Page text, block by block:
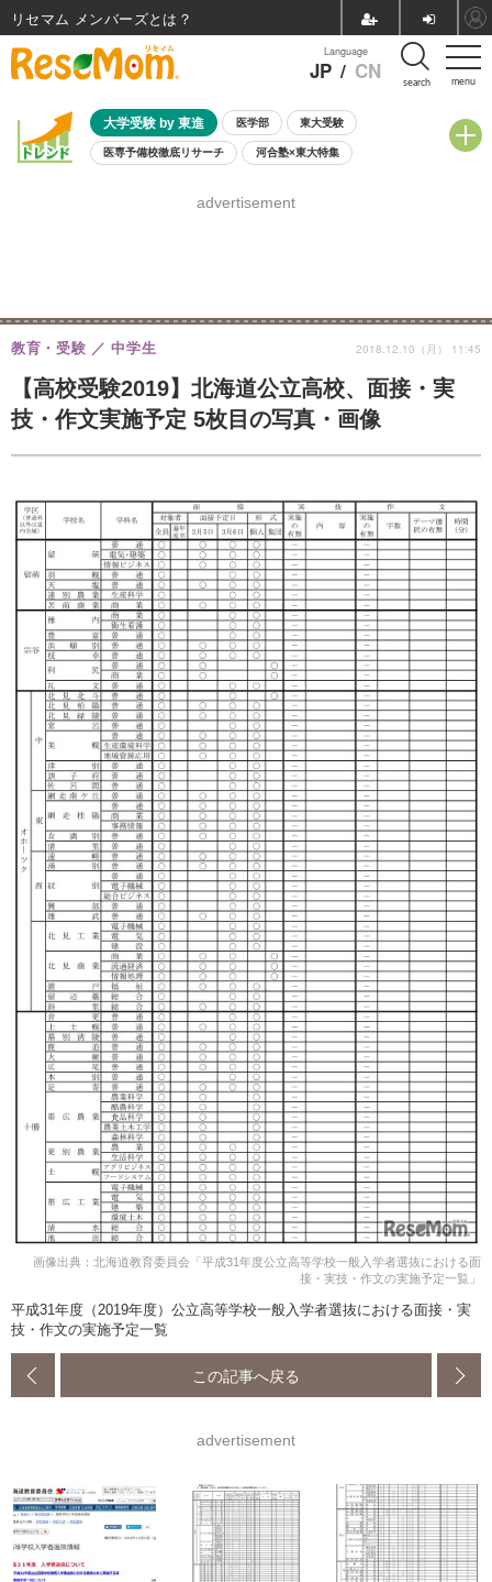
menu
Language
JP / CN search
大学受験 by 東進 医学部 東大受験
医専予備校徹底リサーチ 河合塾×東大特集
8月開催学校説明会・相談会
advertisement
【高校受験2019】北海道公立高校、面接・実
技・作文実施予定 5枚目の写真・画像
教育・受験 中学生 2018.12.10（月） 11:45
画像出典：北海道教育委員会「平成31年度公立高等学校一般入学者選抜における面
接・実技・作文の実施予定一覧」
平成31年度（2019年度）公立高等学校一般入学者選抜における面接・実
技・作文の実施予定一覧
この記事へ戻る
advertisement
リセマム メンバーズ